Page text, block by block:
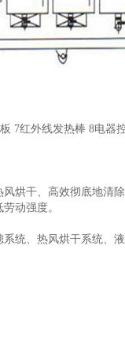
7红外线发热棒 8电器
烘干、高效彻底地清
动强度。
统、热风烘干系统、